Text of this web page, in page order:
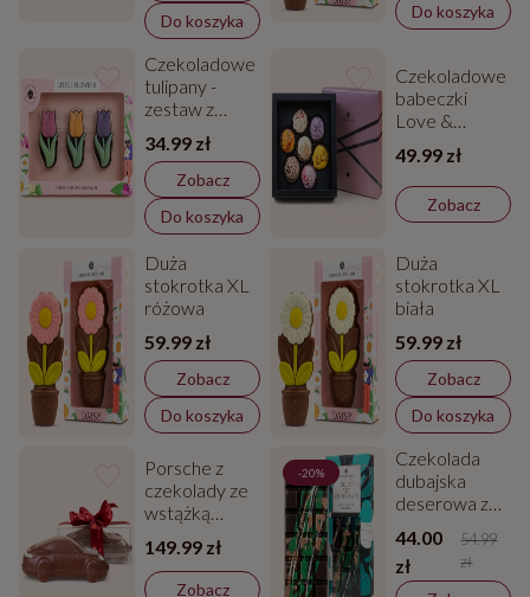
Do koszyka
Do koszyka
Czekoladowe
tulipany -
zestaw z
czekolady
deserowej
34.99 zł
Zobacz
Do koszyka
Czekoladowe
babeczki
Love &
CupCake 7
49.99 zł
Zobacz
Duża
stokrotka XL
różowa
59.99 zł
Zobacz
Do koszyka
Duża
stokrotka XL
biała
59.99 zł
Zobacz
Do koszyka
Porsche z
czekolady ze
wstążką
149.99 zł
Zobacz
-20%
Czekolada
dubajska
deserowa z
44.00
zł
54.99
zł